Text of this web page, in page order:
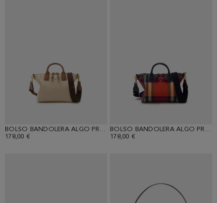
BOLSO BANDOLERA ALGO PRESTADO
178,00 €
BOLSO BANDOLERA ALGO PRESTADO
178,00 €